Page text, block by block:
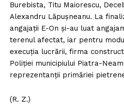
Burebista, Titu Maiorescu,
Alexandru Lăpuşneanu. La
angajaţii E-On şi-au luat
terenul afectat, iar pentru
execuţia lucrării, firma
Poliţiei municipiului Piatra-
reprezentanţii primăriei
(R. Z.)